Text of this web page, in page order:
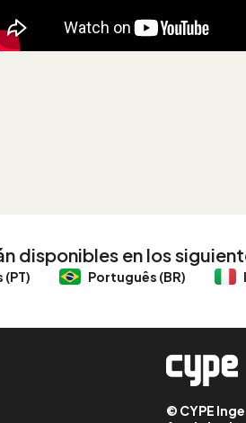
disponibles en los
Português (BR)
© CYPE